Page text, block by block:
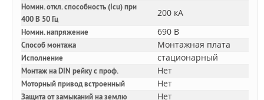
Номин. откл. способность (Icu) при
400 В 50 Гц
200 кА
Номин. напряжение 690 В
Способ монтажа Монтажная плата
Исполнение стационарный
Монтаж на DIN рейку с проф. Нет
Моторный привод встроенный Нет
Защита от замыканий на землю Нет